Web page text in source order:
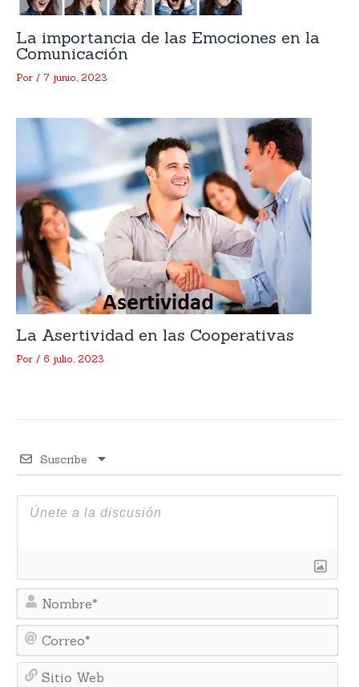
La importancia de las Emociones en la
Comunicación
Por / 7 junio, 2023
La Asertividad en las Cooperativas
Por / 6 julio, 2023
Suscribe